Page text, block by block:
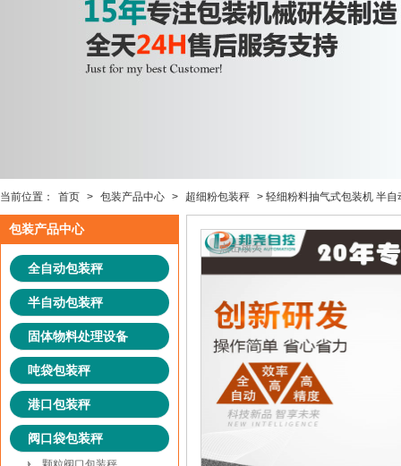
当前位置： 首页 > 包装产品中心 > 超细粉包装秤 > 轻细粉料抽气式包装机 半
点击放大
包装产品中心
全自动包装秤
半自动包装秤
固体物料处理设备
吨袋包装秤
港口包装秤
阀口袋包装秤